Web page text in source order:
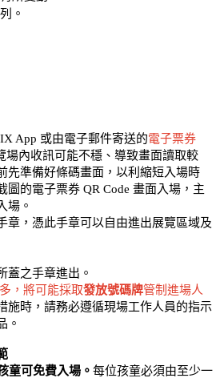
。
App 或由電子郵件寄送的電子票券
場內收訊可能不穩、導致畫面讀取較
先準備好條碼畫面，以利縮短入場時
圖的電子票券 QR Code 畫面入場，主
場。
章，憑此手章可以自由進出展覽區域及
蓋之手章進出。
，將可能採取發放號碼牌管制進場人
施時，請務必遵循現場工作人員的指示
。
童可免費入場。 每位孩童必須由至少一